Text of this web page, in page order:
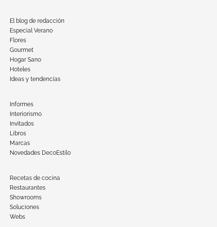
El blog de redacción
Especial Verano
Flores
Gourmet
Hogar Sano
Hoteles
Ideas y tendencias
Informes
Interiorismo
Invitados
Libros
Marcas
Novedades DecoEstilo
Recetas de cocina
Restaurantes
Showrooms
Soluciones
Webs